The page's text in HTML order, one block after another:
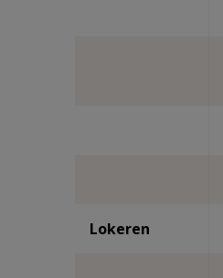
Lokeren